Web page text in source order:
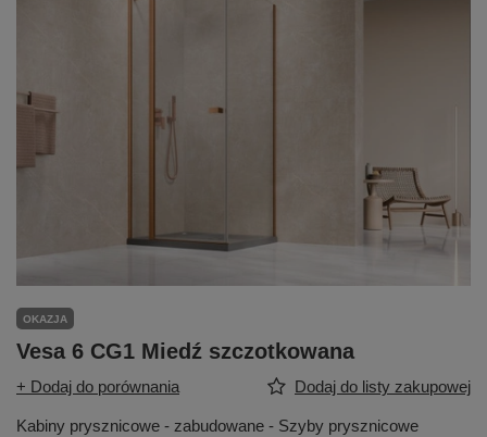
OKAZJA
Vesa 6 CG1 Miedź szczotkowana
+ Dodaj do porównania Dodaj do listy zakupowej
Kabiny prysznicowe - zabudowane - Szyby prysznicowe